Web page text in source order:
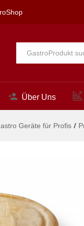
Alle
Über Uns
Geräte für Profis /